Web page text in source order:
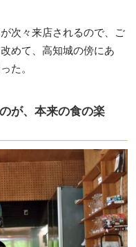
次々来店されるので、ご
めて、高知城の傍にあ
た。
が、本来の食の楽